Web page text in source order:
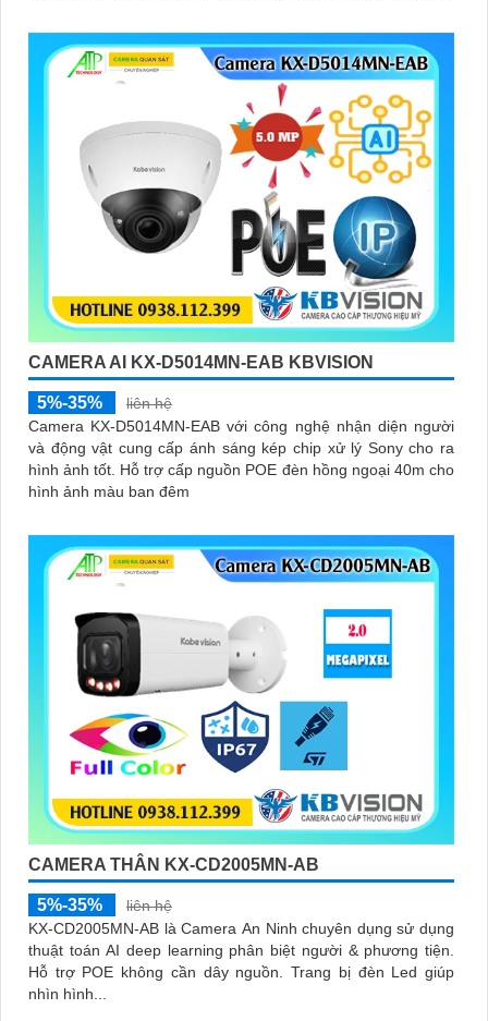
CAMERA AI KX-D5014MN-EAB KBVISION
5%-35%
liên hệ
Camera KX-D5014MN-EAB với công nghệ nhận diện người
và động vật cung cấp ánh sáng kép chip xử lý Sony cho ra
hình ảnh tốt. Hỗ trợ cấp nguồn POE đèn hồng ngoại 40m cho
hình ảnh màu ban đêm
CAMERA THÂN KX-CD2005MN-AB
5%-35%
liên hệ
KX-CD2005MN-AB là Camera An Ninh chuyên dụng sử dụng
thuật toán AI deep learning phân biệt người & phương tiện.
Hỗ trợ POE không cần dây nguồn. Trang bị đèn Led giúp
nhìn hình...